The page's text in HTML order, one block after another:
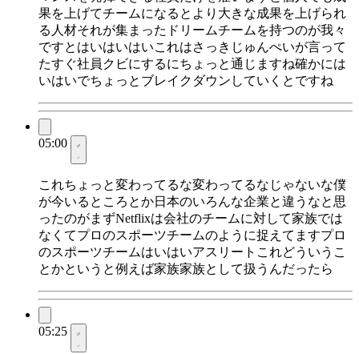
果を上げてチームになるとより大きな成果を上げられ
る人材それが集まったドリームチームを持つのが我々
ですとはいはいはいこれはさっきじゅんぺいが言って
たすぐ社員クビにするにちょっと通じますね確かには
いはいでちょっとブレイクダウンしていくとですね
05:00
これちょっと変わってるな変わってるなじゃないな僕
が今いるところとか日本のいろんな企業と違うなと思
ったのがまずNetflixは会社のチームに対して家族では
なくてプロのスポーツチームのように捉えてますプロ
のスポーツチームはいはいアスリートこれどういうこ
とかというと例えば家族家族として扱うんだったら
05:25